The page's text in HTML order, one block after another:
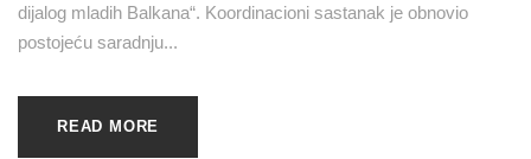
dijalog mladih Balkana“. Koordinacioni sastanak je obnovio
postojeću saradnju...
READ MORE